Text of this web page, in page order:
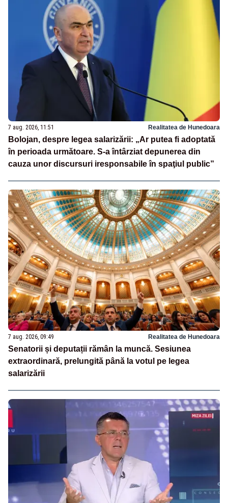
7 aug. 2026, 11:51 Realitatea de Hunedoara
Bolojan, despre legea salarizării: „Ar putea fi adoptată
în perioada următoare. S-a întârziat depunerea din
cauza unor discursuri iresponsabile în spaţiul public”
7 aug. 2026, 09:49 Realitatea de Hunedoara
Senatorii și deputații rămân la muncă. Sesiunea
extraordinară, prelungită până la votul pe legea
salarizării